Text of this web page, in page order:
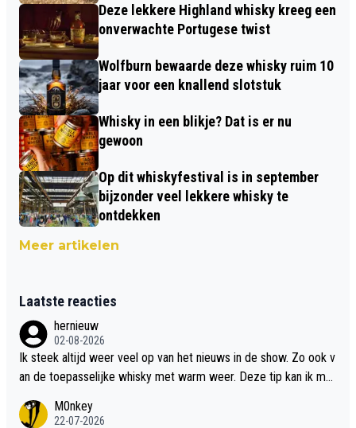
Deze lekkere Highland whisky kreeg een
onverwachte Portugese twist
Wolfburn bewaarde deze whisky ruim 10
jaar voor een knallend slotstuk
Whisky in een blikje? Dat is er nu
gewoon
Op dit whiskyfestival is in september
bijzonder veel lekkere whisky te
ontdekken
Meer artikelen
Laatste reacties
hernieuw
02-08-2026
Ik steek altijd weer veel op van het nieuws in de show. Zo ook v
an de toepasselijke whisky met warm weer. Deze tip kan ik met
M0nkey
22-07-2026